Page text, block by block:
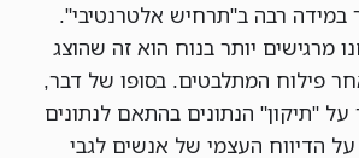
במידה רבה ב"תרחיש אלטרנטיבי".
מרגישים יותר בנוח הוא זה שהוצג
פילוח המתלבטים. בסופו של דבר,
על "תיקון" הנתונים בהתאם לנתונים
הדיווח העצמי של אנשים לגבי